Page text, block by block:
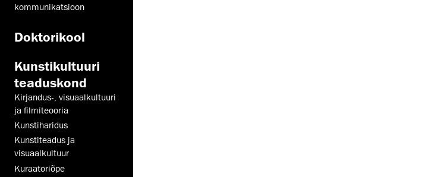
kommunikatsioon
Doktorikool
Kunsti­kultuuri
teaduskond
Kirjandus-, visuaalkultuuri
ja filmiteooria
Kunstiharidus
Kunstiteadus ja
visuaalkultuur
Kuraatoriõpe